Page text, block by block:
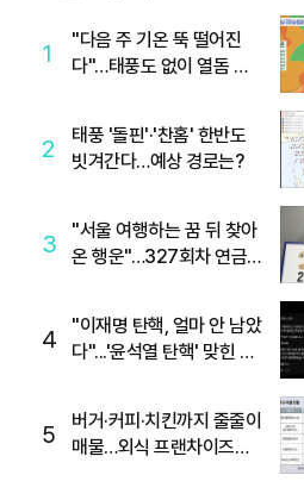
1
"다음 주 기온 뚝 떨어진
다"…태풍도 없이 열돔 박
2
태풍 '돌핀'·'찬홈' 한반도
빗겨간다…예상 경로는?
3
"서울 여행하는 꿈 뒤 찾아
온 행운"…327회차 연금
4
"이재명 탄핵, 얼마 안 남았
다"...'윤석열 탄핵' 맞힌 무
5
버거·커피·치킨까지 줄줄이
매물…외식 프랜차이즈